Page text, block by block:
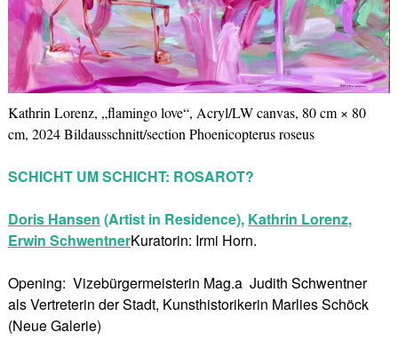
Kathrin Lorenz, „flamingo love“, Acryl/LW canvas, 80 cm × 80
cm, 2024 Bildausschnitt/section Phoenicopterus roseus
SCHICHT UM SCHICHT: ROSAROT?
Doris Hansen (Artist in Residence), Kathrin Lorenz,
Erwin SchwentnerKuratorin: Irmi Horn.
Opening: Vizebürgermeisterin Mag.a Judith Schwentner
als Vertreterin der Stadt, Kunsthistorikerin Marlies Schöck
(Neue Galerie)